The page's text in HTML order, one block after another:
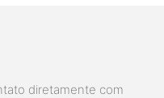
diretamente com